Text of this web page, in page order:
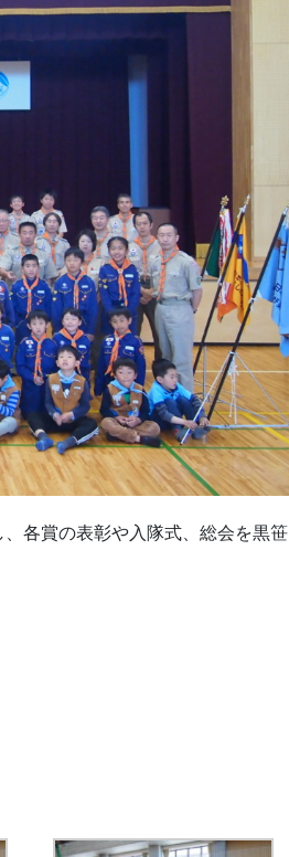
各賞の表彰や入隊式、総会を黒笹